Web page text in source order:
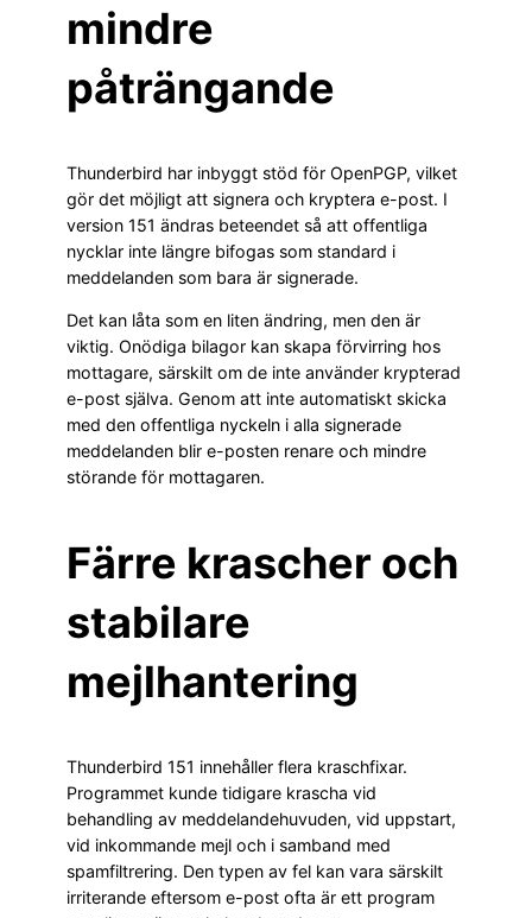
mindre
påträngande
Thunderbird har inbyggt stöd för OpenPGP, vilket
gör det möjligt att signera och kryptera e-post. I
version 151 ändras beteendet så att offentliga
nycklar inte längre bifogas som standard i
meddelanden som bara är signerade.
Det kan låta som en liten ändring, men den är
viktig. Onödiga bilagor kan skapa förvirring hos
mottagare, särskilt om de inte använder krypterad
e-post själva. Genom att inte automatiskt skicka
med den offentliga nyckeln i alla signerade
meddelanden blir e-posten renare och mindre
störande för mottagaren.
Färre krascher och
stabilare
mejlhantering
Thunderbird 151 innehåller flera kraschfixar.
Programmet kunde tidigare krascha vid
behandling av meddelandehuvuden, vid uppstart,
vid inkommande mejl och i samband med
spamfiltrering. Den typen av fel kan vara särskilt
irriterande eftersom e-post ofta är ett program